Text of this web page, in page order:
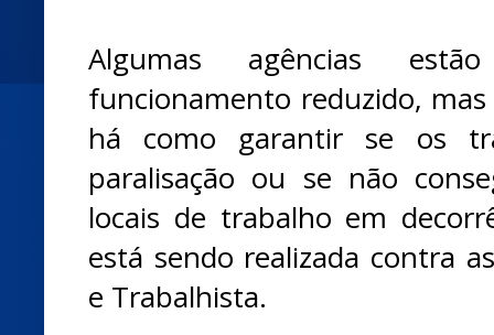
Algumas agências
funcionamento reduzido,
há como garantir se os
paralisação ou se não
locais de trabalho em
está sendo realizada contra
e Trabalhista.